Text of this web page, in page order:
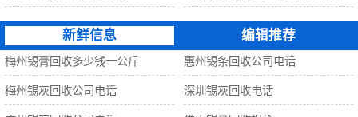
新鲜信息 编辑推荐
梅州锡膏回收多少钱一公斤 惠州锡条回收公司电话
梅州锡灰回收公司电话 深圳锡灰回收电话